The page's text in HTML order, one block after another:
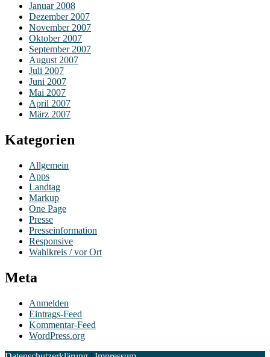
Januar 2008
Dezember 2007
November 2007
Oktober 2007
September 2007
August 2007
Juli 2007
Juni 2007
Mai 2007
April 2007
März 2007
Kategorien
Allgemein
Apps
Landtag
Markup
One Page
Presse
Presseinformation
Responsive
Wahlkreis / vor Ort
Meta
Anmelden
Eintrags-Feed
Kommentar-Feed
WordPress.org